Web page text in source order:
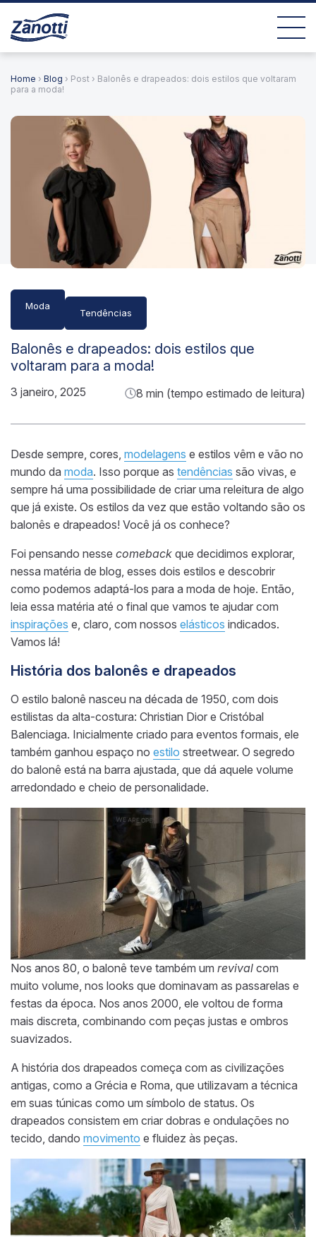
Home › Blog › Post › Balonês e drapeados: dois estilos que voltaram
para a moda!
Moda
Tendências
Balonês e drapeados: dois estilos que
voltaram para a moda!
3 janeiro, 2025 8 min (tempo estimado de leitura)
Desde sempre, cores, modelagens e estilos vêm e vão no
mundo da moda. Isso porque as tendências são vivas, e
sempre há uma possibilidade de criar uma releitura de algo
que já existe. Os estilos da vez que estão voltando são os
balonês e drapeados! Você já os conhece?
Foi pensando nesse comeback que decidimos explorar,
nessa matéria de blog, esses dois estilos e descobrir
como podemos adaptá-los para a moda de hoje. Então,
leia essa matéria até o final que vamos te ajudar com
inspirações e, claro, com nossos elásticos indicados.
Vamos lá!
História dos balonês e drapeados
O estilo balonê nasceu na década de 1950, com dois
estilistas da alta-costura: Christian Dior e Cristóbal
Balenciaga. Inicialmente criado para eventos formais, ele
também ganhou espaço no estilo streetwear. O segredo
do balonê está na barra ajustada, que dá aquele volume
arredondado e cheio de personalidade.
Nos anos 80, o balonê teve também um revival com
muito volume, nos looks que dominavam as passarelas e
festas da época. Nos anos 2000, ele voltou de forma
mais discreta, combinando com peças justas e ombros
suavizados.
A história dos drapeados começa com as civilizações
antigas, como a Grécia e Roma, que utilizavam a técnica
em suas túnicas como um símbolo de status. Os
drapeados consistem em criar dobras e ondulações no
tecido, dando movimento e fluidez às peças.